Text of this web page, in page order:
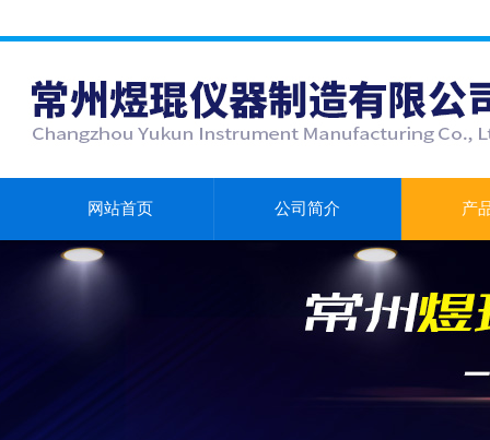
网站首页 公司简介 产